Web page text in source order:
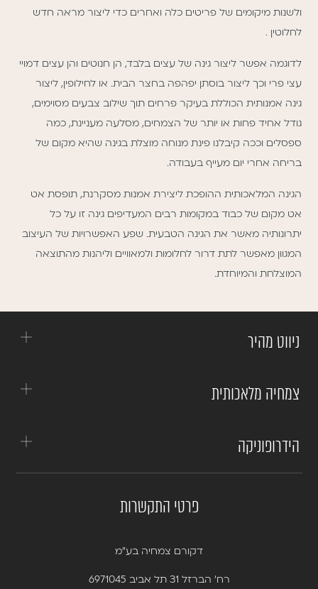
ולשנות מיקומים של פריטים כלה ואחרים כדי ליצור מראה חדש
לחלוטין .
לדוגמה אפשר ליצור גינה של עצים בלבד, הן חנוטים והן עצים דמויי
עצי פרי וכך ליצור בוסתן יפהפה בחצר הבית. או לחילופין, ליצור
גינה אמנותית הכוללת בעיקר פרחים תוך שילוב צבעים מסוימים,
גודל אחיד פחות או יותר של הצמחים, מסלעה מעניינת, כמה
ספסלים וככה קיבלנו פינת מנוחה מוצלת בגינה שהיא מקום של
בריחה אחרי יום מעייף בעבודה.
הגינה המלאכותית ההופכת ליצירת אמנות מסקרנת, תופסת אט
אט מקום של כבוד במקומות רבים המעדיפים גינה זו על כל
יתרונותיה מאשר את הגינה הטבעית. שפע האפשרויות של העיצוב
המגוון מאפשר לתת דרור לחלומות ולמאוויים וליהנות מהתוצאה
המוצלחת והמיוחדת.
ניווט מהיר
צמחיה מלאכותית
הידרופוניקה
פרטי התקשרות
דקורם צמחיה בע”מ
רח’ הברזל 31 תל אביב 6971045